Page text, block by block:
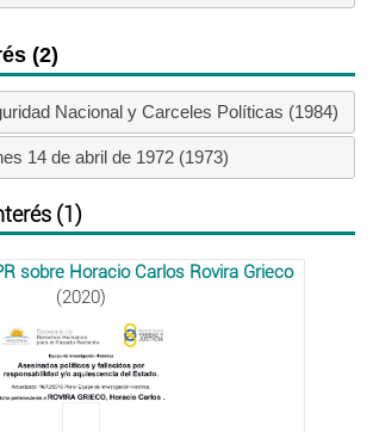
(2)
Nacional y Carceles Políticas (1984)
14 de abril de 1972 (1973)
(1)
sobre Horacio Carlos Rovira Grieco
(2020)